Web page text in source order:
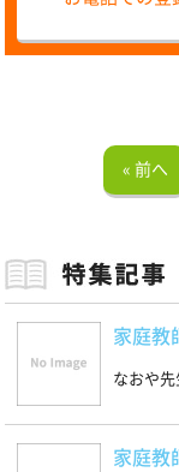
« 前へ
家庭教
なおや
家庭教